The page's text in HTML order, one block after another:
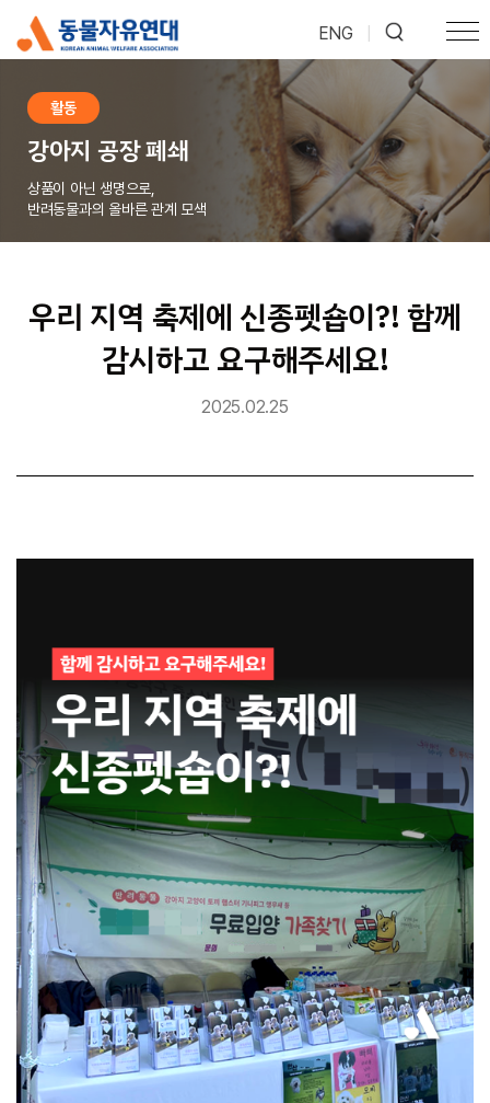
ENG
활동
강아지 공장 폐쇄
상품이 아닌 생명으로,
반려동물과의 올바른 관계 모색
우리 지역 축제에 신종펫숍이?! 함께
감시하고 요구해주세요!
2025.02.25